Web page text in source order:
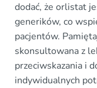
dodać, że orlistat
generików, co
pacjentów.
skonsultowana z
przeciwskazania i
indywidualnych